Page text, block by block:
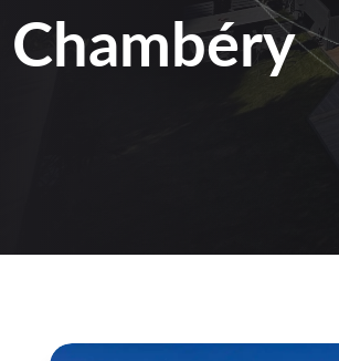
Chambéry